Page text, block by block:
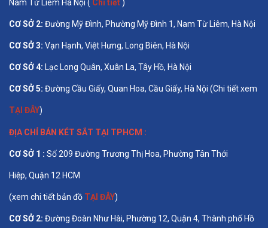
Nam Từ Liêm Hà Nội ( Chi tiết)
CƠ SỞ 2: Đường Mỹ Đình, Phường Mỹ Đình 1, Nam Từ Liêm, Hà Nội
CƠ SỞ 3: Vạn Hạnh, Việt Hưng, Long Biên, Hà Nội
CƠ SỞ 4: Lạc Long Quân, Xuân La, Tây Hồ, Hà Nội
CƠ SỞ 5: Đường Cầu Giấy, Quan Hoa, Cầu Giấy, Hà Nội (Chi tiết xem
TẠI ĐÂY)
ĐỊA CHỈ BÁN KÉT SẮT TẠI TPHCM :
CƠ SỞ 1 : Số 209 Đường Trương Thị Hoa, Phường Tân Thới
Hiệp, Quận 12 HCM
(xem chi tiết bản đồ TẠI ĐÂY)
CƠ SỞ 2: Đường Đoàn Như Hài, Phường 12, Quận 4, Thành phố Hồ